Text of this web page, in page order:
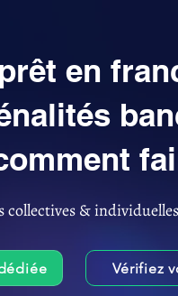
en
collectives & individuelles
Vérifiez